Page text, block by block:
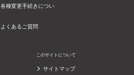
各種変更手続きについ
よくあるご質問
このサイトについて
サイトマップ